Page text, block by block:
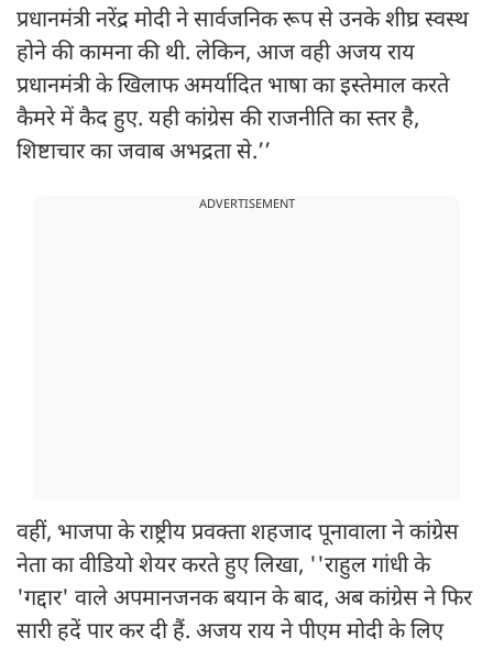
प्रधानमंत्री नरेंद्र मोदी ने सार्वजनिक रूप से उनके शीघ्र स्वस्थ
होने की कामना की थी. लेकिन, आज वही अजय राय
प्रधानमंत्री के खिलाफ अमर्यादित भाषा का इस्तेमाल करते
कैमरे में कैद हुए. यही कांग्रेस की राजनीति का स्तर है,
शिष्टाचार का जवाब अभद्रता से.’’
ADVERTISEMENT
वहीं, भाजपा के राष्ट्रीय प्रवक्ता शहजाद पूनावाला ने कांग्रेस
नेता का वीडियो शेयर करते हुए लिखा, ''राहुल गांधी के
'गद्दार' वाले अपमानजनक बयान के बाद, अब कांग्रेस ने फिर
सारी हदें पार कर दी हैं. अजय राय ने पीएम मोदी के लिए